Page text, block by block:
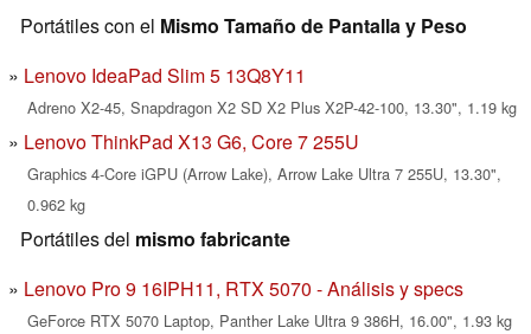
Portátiles con el Mismo Tamaño de Pantalla y Peso
Lenovo IdeaPad Slim 5 13Q8Y11
Adreno X2-45, Snapdragon X2 SD X2 Plus X2P-42-100, 13.30", 1.19 kg
Lenovo ThinkPad X13 G6, Core 7 255U
Graphics 4-Core iGPU (Arrow Lake), Arrow Lake Ultra 7 255U, 13.30",
0.962 kg
Portátiles del mismo fabricante
Lenovo Pro 9 16IPH11, RTX 5070 - Análisis y specs
GeForce RTX 5070 Laptop, Panther Lake Ultra 9 386H, 16.00", 1.93 kg